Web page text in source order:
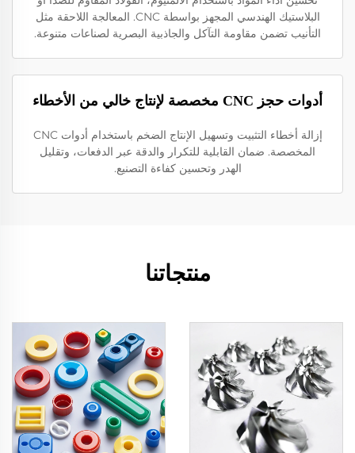
البلاستيك الهندسي المجهز بواسطة CNC. المعالجة اللاحقة مثل
التأنيب تضمن مقاومة التآكل والجاذبية البصرية لصناعات متنوعة.
أدوات حجز CNC مخصصة لإنتاج خالي من الأخطاء
إزالة أخطاء التثبيت وتسهيل الإنتاج الضخم باستخدام أدوات CNC
المخصصة. ضمان القابلية للتكرار والدقة عبر الدفعات، وتقليل
الهدر وتحسين كفاءة التصنيع.
منتجاتنا